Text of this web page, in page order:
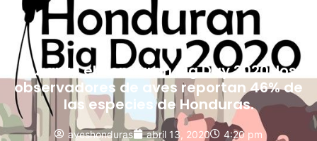
Durante el Honduran Big Day 2020, los
observadores de aves reportan 46% de
las especies de Honduras.
aveshonduras abril 13, 2020 4:20 pm